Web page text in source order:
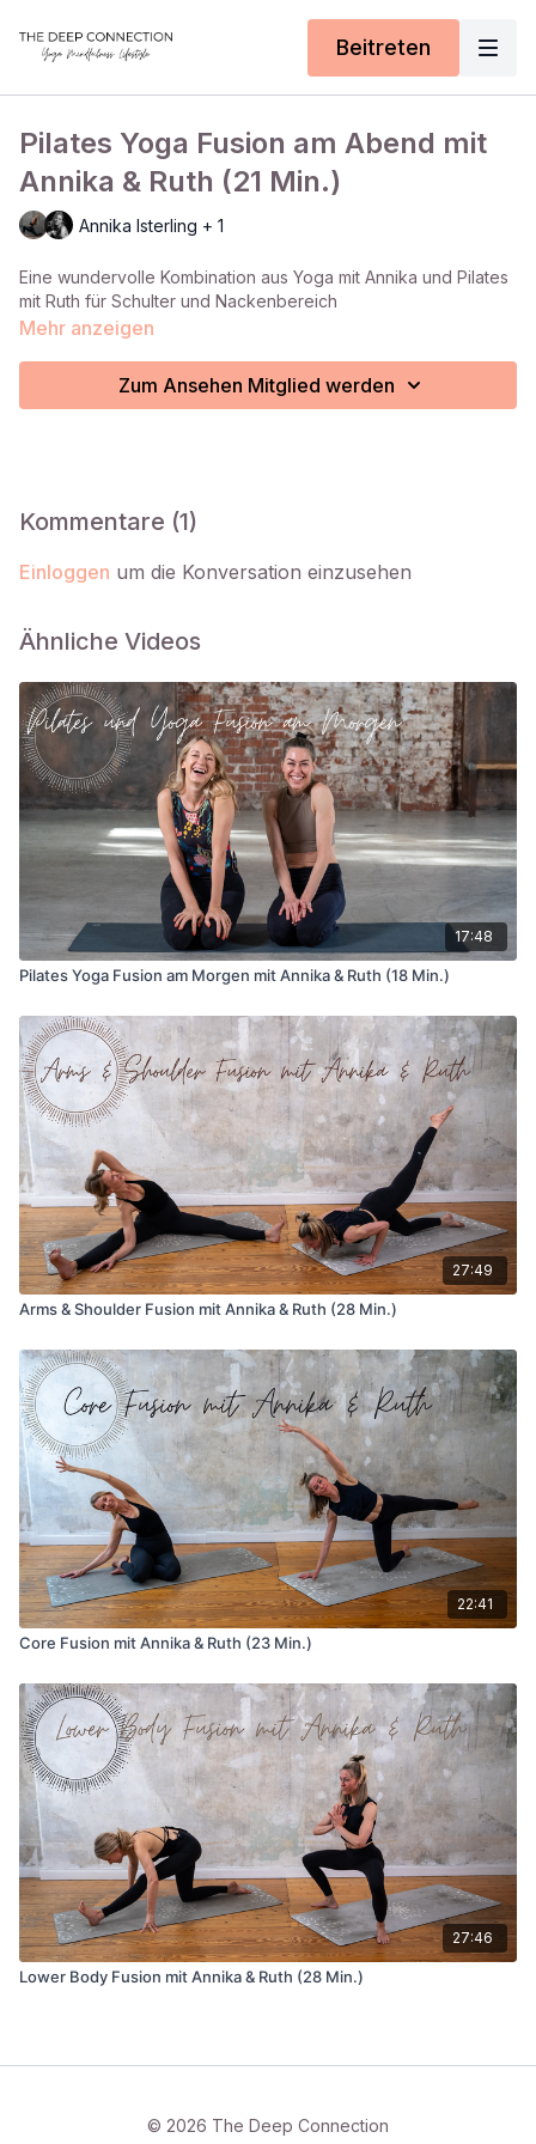
Beitreten
Pilates Yoga Fusion am Abend mit
Annika & Ruth (21 Min.)
Annika Isterling + 1
Eine wundervolle Kombination aus Yoga mit Annika und Pilates
mit Ruth für Schulter und Nackenbereich
Mehr anzeigen
Zum Ansehen Mitglied werden
Kommentare (1)
Einloggen um die Konversation einzusehen
Ähnliche Videos
17:48
Pilates Yoga Fusion am Morgen mit Annika & Ruth (18 Min.)
27:49
Arms & Shoulder Fusion mit Annika & Ruth (28 Min.)
22:41
Core Fusion mit Annika & Ruth (23 Min.)
27:46
Lower Body Fusion mit Annika & Ruth (28 Min.)
© 2026 The Deep Connection